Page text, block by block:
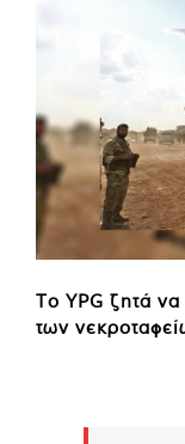
Το YPG ζητά
των